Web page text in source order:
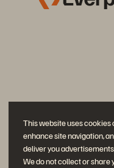
This website uses cookies
enhance site navigation,
deliver you
We do not collect or